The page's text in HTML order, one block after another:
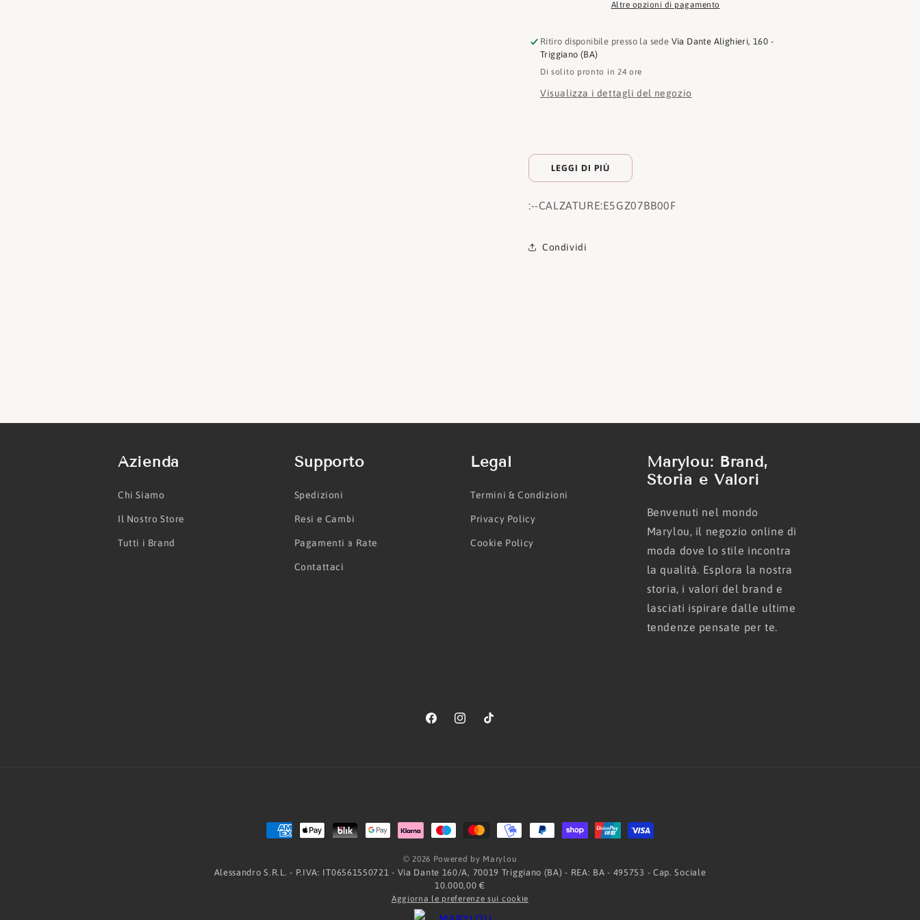
Altre opzioni di pagamento
Ritiro disponibile presso la sede Via Dante Alighieri, 160 -
Triggiano (BA)
Di solito pronto in 24 ore
Visualizza i dettagli del negozio
LEGGI DI PIÙ
:--CALZATURE:E5GZ07BB00F
Condividi
Azienda
Chi Siamo
Il Nostro Store
Tutti i Brand
Supporto
Spedizioni
Resi e Cambi
Pagamenti a Rate
Contattaci
Legal
Termini & Condizioni
Privacy Policy
Cookie Policy
Marylou: Brand,
Storia e Valori
Benvenuti nel mondo
Marylou, il negozio online di
moda dove lo stile incontra
la qualità. Esplora la nostra
storia, i valori del brand e
lasciati ispirare dalle ultime
tendenze pensate per te.
FacebookInstagramTikTok
Metodi
pagamento
© 2026 Powered by Marylou
Alessandro S.R.L. - P.IVA: IT06561550721 - Via Dante 160/A, 70019 Triggiano (BA) - REA: BA - 495753 - Cap. Sociale
10.000,00 €
Aggiorna le preferenze sui cookie